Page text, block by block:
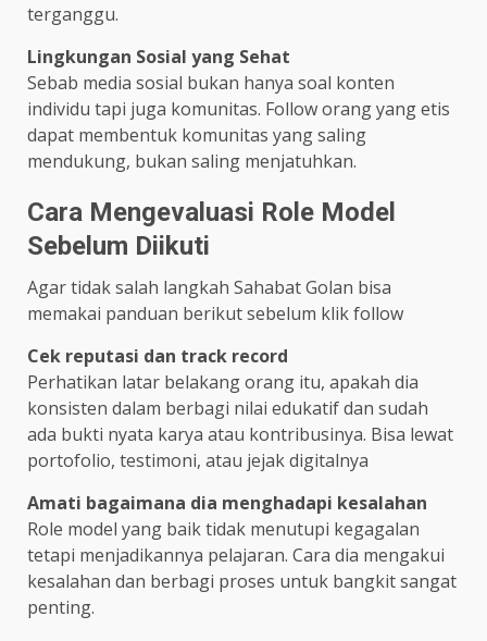
terganggu.
Lingkungan Sosial yang Sehat
Sebab media sosial bukan hanya soal konten
individu tapi juga komunitas. Follow orang yang etis
dapat membentuk komunitas yang saling
mendukung, bukan saling menjatuhkan.
Cara Mengevaluasi Role Model
Sebelum Diikuti
Agar tidak salah langkah Sahabat Golan bisa
memakai panduan berikut sebelum klik follow
Cek reputasi dan track record
Perhatikan latar belakang orang itu, apakah dia
konsisten dalam berbagi nilai edukatif dan sudah
ada bukti nyata karya atau kontribusinya. Bisa lewat
portofolio, testimoni, atau jejak digitalnya
Amati bagaimana dia menghadapi kesalahan
Role model yang baik tidak menutupi kegagalan
tetapi menjadikannya pelajaran. Cara dia mengakui
kesalahan dan berbagi proses untuk bangkit sangat
penting.